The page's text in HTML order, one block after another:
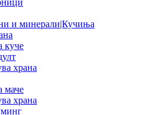
и минерали|Кучиња
куче
храна
маче
храна